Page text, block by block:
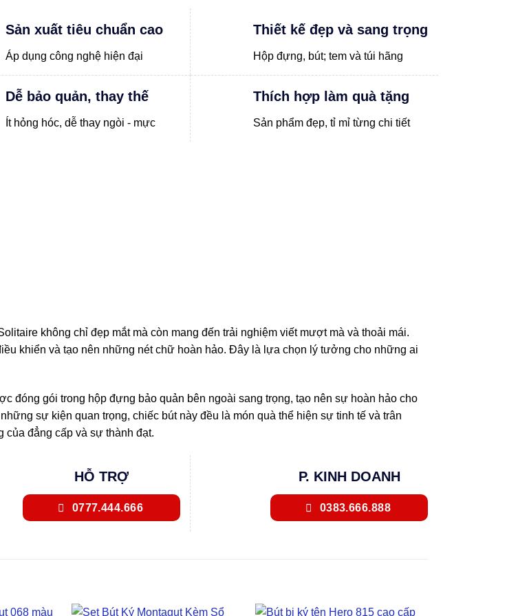
Sản xuất tiêu chuẩn cao
Áp dụng công nghệ hiện đại
Thiết kế đẹp và sang trọng
Hộp đựng, bút; tem và túi hãng
Dễ bảo quản, thay thế
Ít hỏng hóc, dễ thay ngòi - mực
Thích hợp làm quà tặng
Sản phẩm đẹp, tỉ mỉ từng chi tiết
không chỉ đẹp mắt mà còn mang đến trải nghiệm viết mượt mà và thoải mái.
khiển và tạo nên những nét chữ hoàn hảo. Đây là lựa chọn lý tưởng cho những ai
đóng gói trong hộp đựng bảo quản bên ngoài sang trọng, tạo nên sự hoàn hảo cho
sự kiện quan trọng, chiếc bút này đều là món quà thể hiện sự tinh tế và trân
của đẳng cấp và sự thành đạt.
HỖ TRỢ
0777.444.666
P. KINH DOANH
0383.666.888